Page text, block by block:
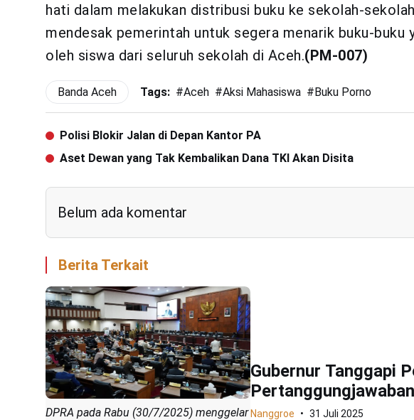
hati dalam melakukan distribusi buku ke sekolah-
mendesak pemerintah untuk segera menarik buku-buku
oleh siswa dari seluruh sekolah di Aceh.(PM-007)
Banda Aceh Tags: #Aceh #Aksi Mahasiswa #Buku Porno
Polisi Blokir Jalan di Depan Kantor PA
Aset Dewan yang Tak Kembalikan Dana TKI Akan Disita
Belum ada komentar
Berita Terkait
DPRA pada Rabu (30/7/2025) menggelar
Gubernur Tanggapi
Nanggroe
31 Juli 2025